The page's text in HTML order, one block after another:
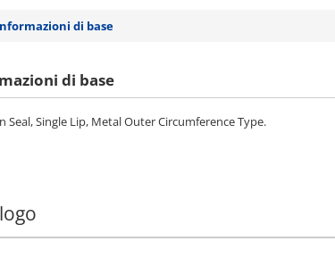
di base
di base
Seal, Single Lip, Metal Outer Circumference Type.